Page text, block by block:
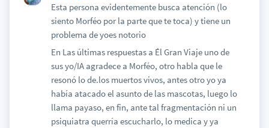
Esta persona evidentemente busca atención (lo
siento Morféo por la parte que te toca) y tiene un
problema de yoes notorio
En Las últimas respuestas a Él Gran Viaje uno de
sus yo/IA agradece a Morféo, otro habla que le
resonó lo de.los muertos vivos, antes otro yo ya
había atacado el asunto de las mascotas, luego lo
llama payaso, en fin, ante tal fragmentación ni un
psiquiatra querría escucharlo, lo medica y ya